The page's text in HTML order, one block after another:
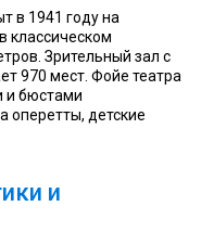
в 1941 году на
классическом
Зрительный зал с
970 мест. Фойе театра
и бюстами
оперетты, детские
и